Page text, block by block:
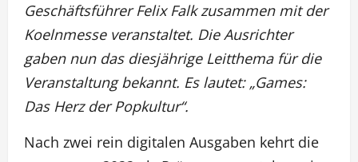
Geschäftsführer Felix Falk zusammen mit der
Koelnmesse veranstaltet. Die Ausrichter
gaben nun das diesjährige Leitthema für die
Veranstaltung bekannt. Es lautet: „Games:
Das Herz der Popkultur“.
Nach zwei rein digitalen Ausgaben kehrt die